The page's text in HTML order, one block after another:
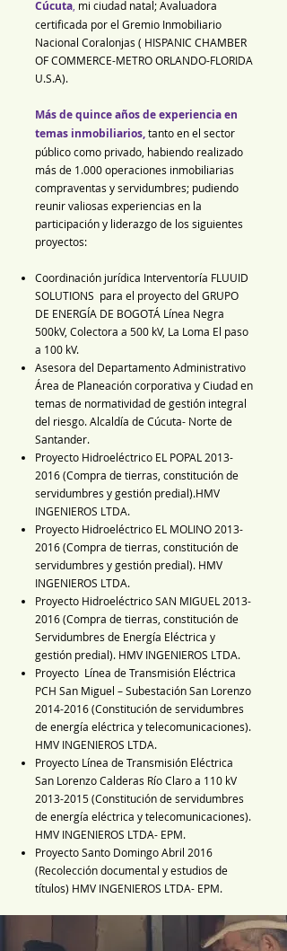
Cúcuta mi ciudad natal; Avaluadora
certificada por el Gremio Inmobiliario
Nacional Coralonjas ( HISPANIC CHAMBER
OF COMMERCE-METRO ORLANDO-FLORIDA
U.S.A).
Más de quince años de experiencia en
temas inmobiliarios,tanto en el sector
público como privado, habiendo realizado
más de 1.000 operaciones inmobiliarias
compraventas y servidumbres; pudiendo
reunir valiosas experiencias en la
participación y liderazgo de los siguientes
proyectos:
Coordinación jurídica Interventoría FLUUID
SOLUTIONS para el proyecto del GRUPO
DE ENERGÍA DE BOGOTÁ Línea Negra
500kV, Colectora a 500 kV, La Loma El paso
a 100 kV.
Asesora del Departamento Administrativo
Área de Planeación corporativa y Ciudad en
temas de normatividad de gestión integral
del riesgo. Alcaldía de Cúcuta- Norte de
Santander.
Proyecto Hidroeléctrico EL POPAL 2013-
2016(Compra de tierras, constitución de
servidumbres y gestión predial).HMV
INGENIEROS LTDA.
Proyecto Hidroeléctrico EL MOLINO 2013-
2016(Compra de tierras, constitución de
servidumbres y gestión predial). HMV
INGENIEROS LTDA.
Proyecto Hidroeléctrico SAN MIGUEL 2013-
2016(Compra de tierras, constitución de
Servidumbres de Energía Eléctrica y
gestión predial). HMV INGENIEROS LTDA.
Proyecto Línea de Transmisión Eléctrica
PCH San Miguel – Subestación San Lorenzo
2014-2016(Constitución de servidumbres
de energía eléctrica y telecomunicaciones).
HMV INGENIEROS LTDA.
Proyecto Línea de Transmisión Eléctrica
San Lorenzo Calderas Río Claro a 110 kV
2013-2015(Constitución de servidumbres
de energía eléctrica y telecomunicaciones).
HMV INGENIEROS LTDA- EPM.
Proyecto Santo Domingo Abril 2016
(Recolección documental y estudios de
títulos) HMV INGENIEROS LTDA- EPM.